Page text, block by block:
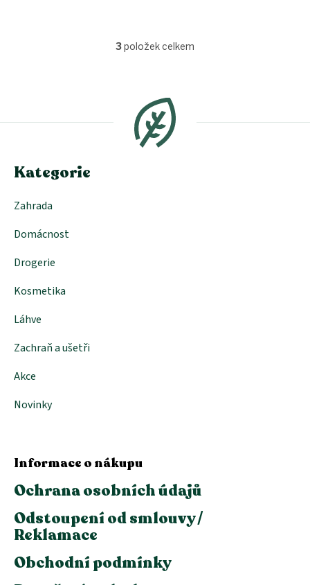
O
d
a
c
í
3položek celkem
a
Kategorie
Zahrada
Domácnost
Drogerie
Kosmetika
Láhve
Zachraň a ušetři
Akce
Novinky
Informace o nákupu
Ochrana osobních údajů
Odstoupení od smlouvy /
Reklamace
Obchodní podmínky